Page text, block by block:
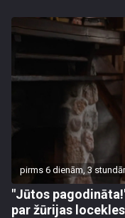
pirms 6 dienām, 3
"Jūtos
par žūrijas